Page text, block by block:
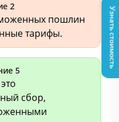
2
пошлин
тарифы.
5
сбор,
Узнать стоимость